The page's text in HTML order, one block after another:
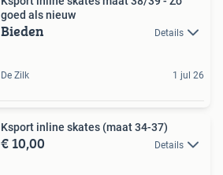
goed als nieuw
Bieden Details
De Zilk 1 jul 26
Ksport inline skates (maat 34-37)
€ 10,00 Details